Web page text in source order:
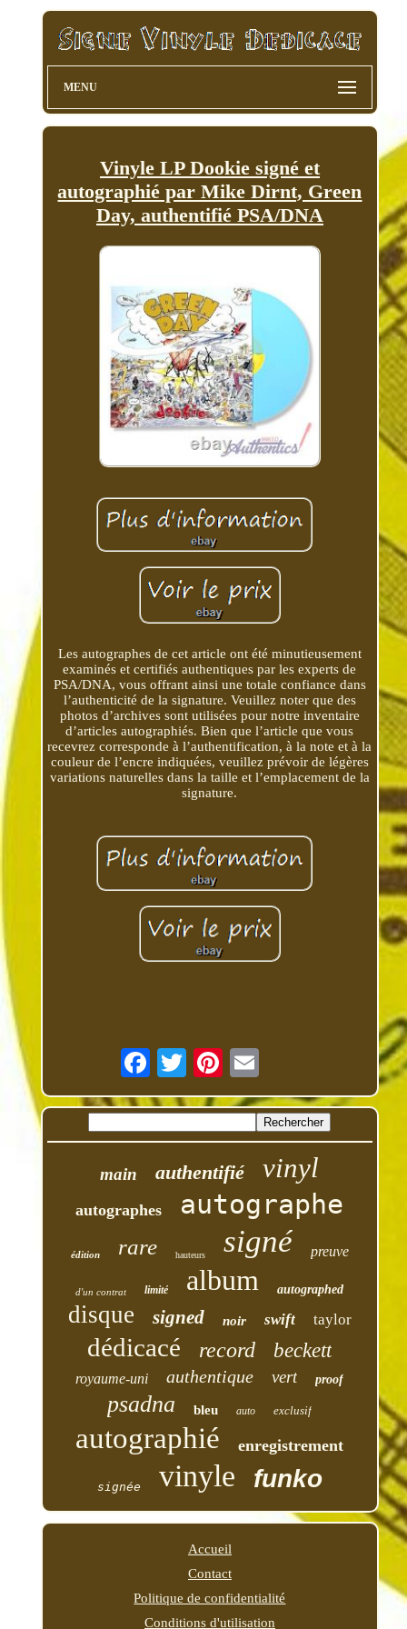
MENU
Vinyle LP Dookie signé et
autographié par Mike Dirnt, Green
Day, authentifié PSA/DNA
Les autographes de cet article ont été minutieusement
examinés et certifiés authentiques par les experts de
PSA/DNA, vous offrant ainsi une totale confiance dans
l’authenticité de la signature. Veuillez noter que des
photos d’archives sont utilisées pour notre inventaire
d’articles autographiés. Bien que l’article que vous
recevrez corresponde à l’authentification, à la note et à la
couleur de l’encre indiquées, veuillez prévoir de légères
variations naturelles dans la taille et l’emplacement de la
signature.
main authentifié vinyl
autographes autographe
édition rare hauteurs signé preuve
d'un contrat limité album autographed
disque signed noir swift taylor
dédicacé record beckett
royaume-uni authentique vert proof
psadna bleu auto exclusif
autographié enregistrement
signée vinyle funko
Accueil
Contact
Politique de confidentialité
Conditions d'utilisation